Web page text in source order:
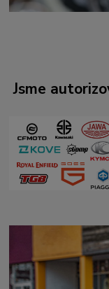
Jsme